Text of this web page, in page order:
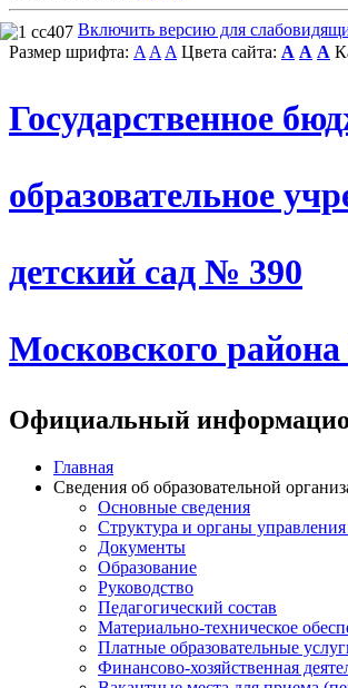
Включить версию для
Размер шрифта: A A A Цвета сайта: A A A
Государственное
образовательное
детский сад № 390
Московского
Официальный
Главная
Сведения об образовательной
Основные сведения
Структура и органы
Документы
Образование
Руководство
Педагогический состав
Материально-техническое
Платные образовательные
Финансово-хозяйственная